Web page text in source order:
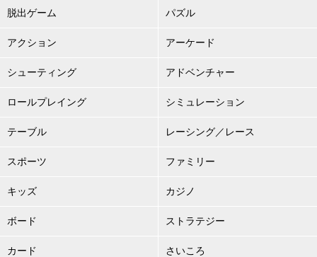
脱出ゲーム パズル
アクション アーケード
シューティング アドベンチャー
ロールプレイング シミュレーション
テーブル レーシング／レース
スポーツ ファミリー
キッズ カジノ
ボード ストラテジー
カード さいころ